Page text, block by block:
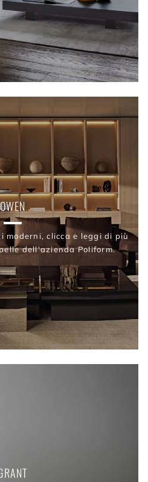
OWEN
moderni, clicca e leggi di più
dell'azienda Poliform.